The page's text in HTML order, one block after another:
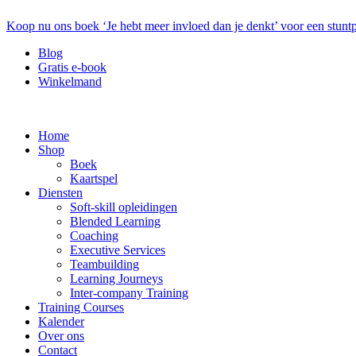
Koop nu ons boek ‘Je hebt meer invloed dan je denkt’ voor een
Blog
Gratis e-book
Winkelmand
Home
Shop
Boek
Kaartspel
Diensten
Soft-skill opleidingen
Blended Learning
Coaching
Executive Services
Teambuilding
Learning Journeys
Inter-company Training
Training Courses
Kalender
Over ons
Contact